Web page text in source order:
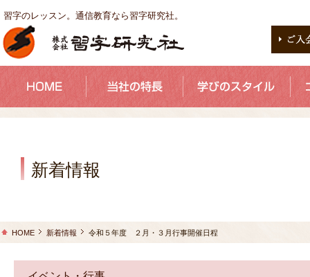
習字のレッスン。通信教育なら習字研究社。
新着情報
HOME 新着情報 令和５年度 ２月・３月行事開催日程